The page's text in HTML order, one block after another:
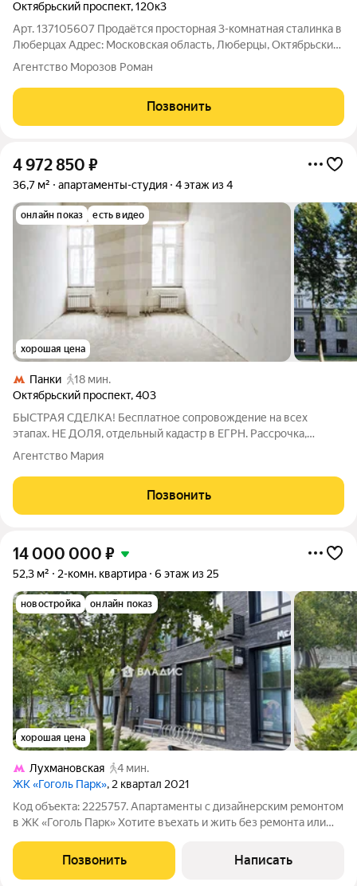
Октябрьский проспект,120к3
Арт. 137105607 Продаётся просторная 3-комнатная сталинка в
Люберцах Адрес: Московская область, Люберцы, Октябрьский
проспект, д. 120 к. 3. О доме и квартире:Тип дома: Классическая
«сталинка», 1951 года постройки. Материал стен: Кирпич.
Обеспечивает
Агентство Морозов Роман
Позвонить
4 972 850 ₽
36,7 м² апартаменты-студия 4 этаж из 4
онлайн показ есть видео
хорошая цена
Панки
18 мин.
Октябрьский проспект,403
БЫСТРАЯ СДЕЛКА! Бесплатное сопровождение на всех
этапах. НЕ ДОЛЯ, отдельный кадастр в ЕГРН. Рассрочка,
лизинг, ипотека! Лофт-квартал Октябрьский это выбор для тех,
кому важен комфорт, уют, стильные и современные решения.
Тут каждый сможет найти
Агентство Мария
Позвонить
14 000 000 ₽
52,3 м² 2-комн. квартира 6 этаж из 25
новостройка онлайн показ
хорошая цена
Лухмановская
4 мин.
ЖК «Гоголь Парк», 2 квартал 2021
Код объекта: 2225757. Апартаменты с дизайнерским ремонтом
в ЖК «Гоголь Парк» Хотите въехать и жить без ремонта или
апартаменты с продуманным интерьером, потолками высотой
3,6 м и антресольным
Позвонить Написать